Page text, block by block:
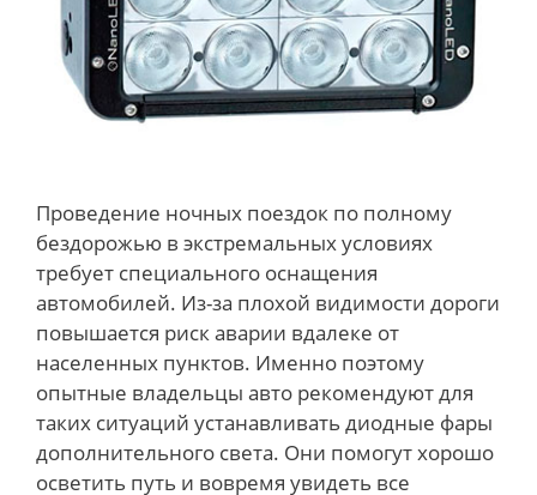
Проведение ночных поездок по полному
бездорожью в экстремальных условиях
требует специального оснащения
автомобилей. Из-за плохой видимости дороги
повышается риск аварии вдалеке от
населенных пунктов. Именно поэтому
опытные владельцы авто рекомендуют для
таких ситуаций устанавливать диодные фары
дополнительного света. Они помогут хорошо
осветить путь и вовремя увидеть все